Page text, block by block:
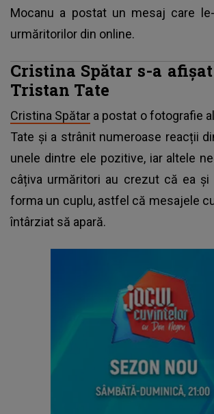
Mocanu a postat un mesaj care
urmăritorilor din online.
Cristina Spătar s-a
Tristan Tate
Cristina Spătar a postat o fotografie
Tate și a strânit numeroase reacții
unele dintre ele pozitive, iar altele
câțiva urmăritori au crezut că ea și
forma un cuplu, astfel că mesajele
întârziat să apară.